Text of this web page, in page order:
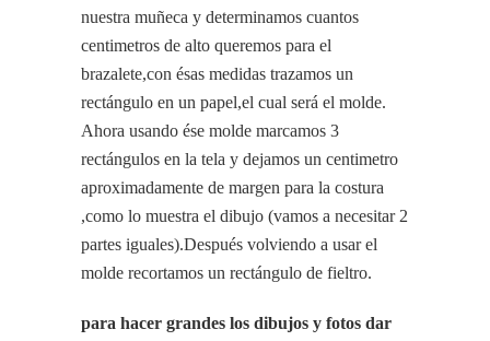
nuestra muñeca y determinamos cuantos
centimetros de alto queremos para el
brazalete,con ésas medidas trazamos un
rectángulo en un papel,el cual será el molde.
Ahora usando ése molde marcamos 3
rectángulos en la tela y dejamos un centimetro
aproximadamente de margen para la costura
,como lo muestra el dibujo (vamos a necesitar 2
partes iguales).Después volviendo a usar el
molde recortamos un rectángulo de fieltro.
para hacer grandes los dibujos y fotos dar